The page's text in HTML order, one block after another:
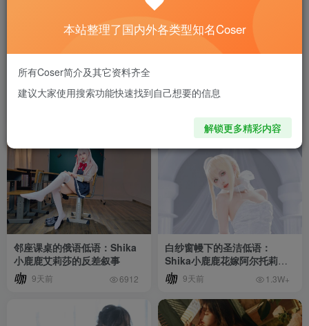
彩绘玻璃下的权谋低语：
Shika小鹿鹿翡翠的冷艳叙事
Shika小鹿鹿椿的禁域叙事
邻座课桌的俄语低语：Shika
小鹿鹿艾莉莎的反差叙事
9天前 6912
白纱窗幔下的圣洁低语：
Shika小鹿鹿花嫁阿尔托莉雅
的誓约叙事
9天前 1.3W+
本站整理了国内外各类型知名Coser
所有Coser简介及其它资料齐全
建议大家使用搜索功能快速找到自己想要的信息
解锁更多精彩内容